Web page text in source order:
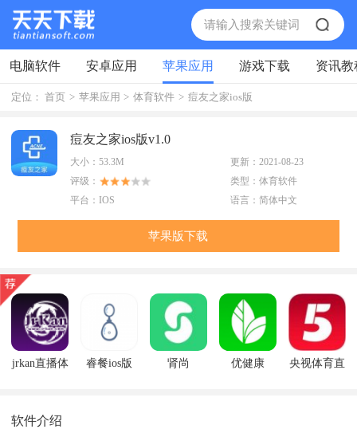
电脑软件 安卓应用 苹果应用 游戏下载 资讯教
定位： 首页 > 苹果应用 > 体育软件 > 痘友之家ios版
痘友之家ios版v1.0
大小： 53.3M 更新： 2021-08-23
评级：
类型： 体育软件
平台：
IOS 语言： 简体中文
苹果版下载
jrkan直播体
睿餐ios版
肾尚
优健康
央视体育直
软件介绍